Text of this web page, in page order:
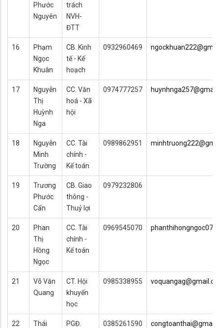
Phước
Nguyên
trách
NVH-
ĐTT
16
Phạm
Ngọc
Khuân
CB. Kinh
tế - Kế
hoạch
0932960469
17
Nguyễn
Thị
Huỳnh
Nga
CC. Văn
hoá - Xã
hội
0974777257
18
Nguyễn
Minh
Trường
CC. Tài
chính -
Kế toán
0989862951
19
Trương
Phước
Cẩn
CB. Giao
thông -
Thuỷ lợi
0979232806
20
Phan
Thị
Hồng
Ngọc
CC. Tài
chính -
Kế toán
0969545070
21
Võ Văn
Quang
CT. Hội
khuyến
học
0985338955
22
Thái
PGĐ.
0385261590